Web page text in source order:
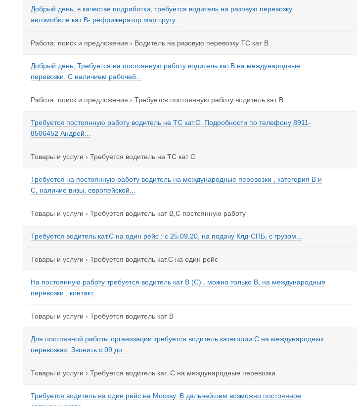
Добрый день, в качестве подработки, требуется водитель на разовую перевозку
автомобиле кат В- рефрижератор маршруту...
Работа: поиск и предложения › Водитель на разовую перевозку ТС кат В
Добрый день, Требуется на постоянную работу водитель кат.В на международные
перевозки. С наличием рабочей...
Работа: поиск и предложения › Требуется постоянную работу водитель кат В
Требуется постоянную работу водитель на ТС кат.С. Подробности по телефону 8911-
8506452 Андрей...
Товары и услуги › Требуется водитель на ТС кат С
Требуется на постоянную работу водитель на международные перевозки , категория В и
С, наличие визы, европейской...
Товары и услуги › Требуется водитель кат В,С постоянную работу
Требуется водитель кат.С на один рейс : с 25.09.20, на подачу Клд-СПБ, с грузом...
Товары и услуги › Требуется водитель кат.С на один рейс
На постоянную работу требуется водитель кат В (С) , можно только В, на международные
перевозки , контакт...
Товары и услуги › Требуется водитель кат В
Для постоянной работы организации требуется водитель категории С на международных
перевозках. Звонить с 09 до...
Товары и услуги › Требуется водитель кат. С на международные перевозки
Требуется водитель на один рейс на Москву. В дальнейшем возможно постоянное